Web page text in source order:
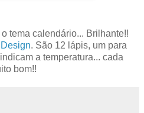
tema calendário... Brilhante!!
. São 12 lápis, um para
a temperatura... cada
bom!!